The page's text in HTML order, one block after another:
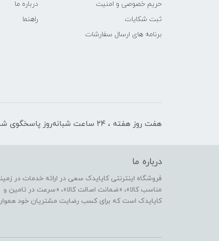
حریم خصوصی و امنیت
ثبت شکایات
برنامه های ارسال سفارشات
درباره ما
راهنما
هفت روز هفته ، ۲۴ ساعت شبانه‌روز پاسخگوی شما هستیم
درباره ما
فروشگاه اینترنتی کایایدک سعی در ارائه خدمات در
مناسب کالا»، «ضمانت اصالت کالا»، «سرعت در تامین و
کایایدک است که برای کسب رضایت مشتریان خود همواره